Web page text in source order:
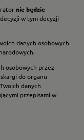
nie będzie
w tym decyzji
danych osobowych
osobowych przez
do organu
danych
przepisami w